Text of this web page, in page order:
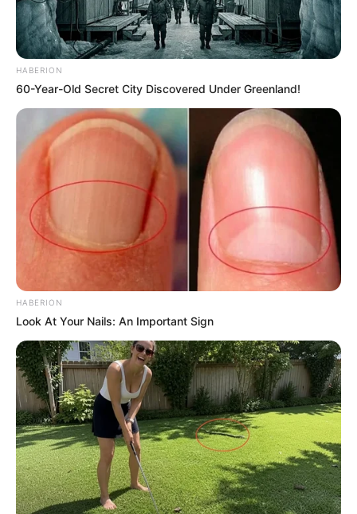
HABERION
60-Year-Old Secret City Discovered Under Greenland!
HABERION
Look At Your Nails: An Important Sign